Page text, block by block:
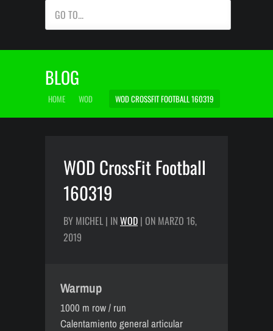
GO TO...
BLOG
HOME WOD WOD CROSSFIT FOOTBALL 160319
WOD CrossFit Football
160319
BY MICHEL | INWOD | ON MARZO 16,
2019
Warmup
1000 m row / run
Calentamiento general articular